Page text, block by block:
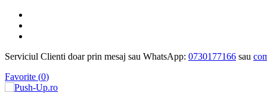
Serviciul Clienti doar prin mesaj sau WhatsApp: 0730177166 sau
Favorite (0)